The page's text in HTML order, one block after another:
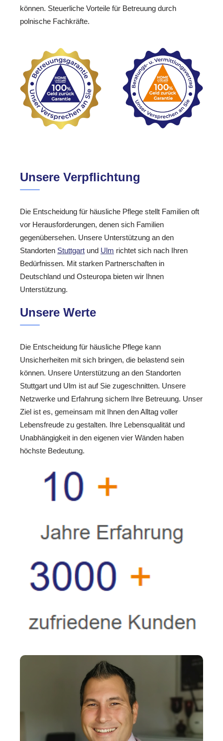
können. Steuerliche Vorteile für Betreuung durch
polnische Fachkräfte.
Unsere Verpflichtung
Die Entscheidung für häusliche Pflege stellt Familien oft
vor Herausforderungen, denen sich Familien
gegenübersehen. Unsere Unterstützung an den
Standorten Stuttgart und Ulm richtet sich nach Ihren
Bedürfnissen. Mit starken Partnerschaften in
Deutschland und Osteuropa bieten wir Ihnen
Unterstützung.
Unsere Werte
Die Entscheidung für häusliche Pflege kann
Unsicherheiten mit sich bringen, die belastend sein
können. Unsere Unterstützung an den Standorten
Stuttgart und Ulm ist auf Sie zugeschnitten. Unsere
Netzwerke und Erfahrung sichern Ihre Betreuung. Unser
Ziel ist es, gemeinsam mit Ihnen den Alltag voller
Lebensfreude zu gestalten. Ihre Lebensqualität und
Unabhängigkeit in den eigenen vier Wänden haben
höchste Bedeutung.